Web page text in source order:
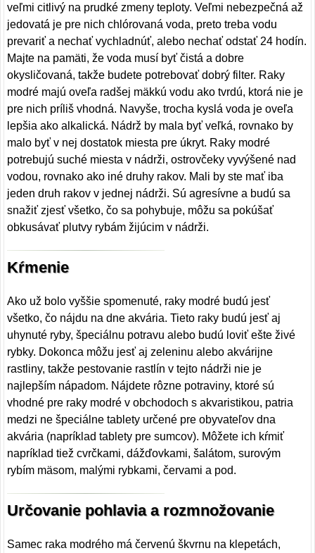
veľmi citlivý na prudké zmeny teploty. Veľmi nebezpečná až
jedovatá je pre nich chlórovaná voda, preto treba vodu
prevariť a nechať vychladnúť, alebo nechať odstať 24 hodín.
Majte na pamäti, že voda musí byť čistá a dobre
okysličovaná, takže budete potrebovať dobrý filter. Raky
modré majú oveľa radšej mäkkú vodu ako tvrdú, ktorá nie je
pre nich príliš vhodná. Navyše, trocha kyslá voda je oveľa
lepšia ako alkalická. Nádrž by mala byť veľká, rovnako by
malo byť v nej dostatok miesta pre úkryt. Raky modré
potrebujú suché miesta v nádrži, ostrovčeky vyvýšené nad
vodou, rovnako ako iné druhy rakov. Mali by ste mať iba
jeden druh rakov v jednej nádrži. Sú agresívne a budú sa
snažiť zjesť všetko, čo sa pohybuje, môžu sa pokúšať
obkusávať plutvy rybám žijúcim v nádrži.
Kŕmenie
Ako už bolo vyššie spomenuté, raky modré budú jesť
všetko, čo nájdu na dne akvária. Tieto raky budú jesť aj
uhynuté ryby, špeciálnu potravu alebo budú loviť ešte živé
rybky. Dokonca môžu jesť aj zeleninu alebo akvárijne
rastliny, takže pestovanie rastlín v tejto nádrži nie je
najlepším nápadom. Nájdete rôzne potraviny, ktoré sú
vhodné pre raky modré v obchodoch s akvaristikou, patria
medzi ne špeciálne tablety určené pre obyvateľov dna
akvária (napríklad tablety pre sumcov). Môžete ich kŕmiť
napríklad tiež cvrčkami, dážďovkami, šalátom, surovým
rybím mäsom, malými rybkami, červami a pod.
Určovanie pohlavia a rozmnožovanie
Samec raka modrého má červenú škvrnu na klepetách,